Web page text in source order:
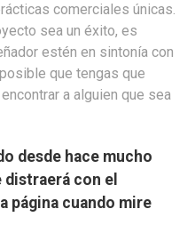
comerciales únicas.
sea un éxito, es
estén en sintonía con
que tengas que
a alguien que sea
desde hace mucho
con el
página cuando mire